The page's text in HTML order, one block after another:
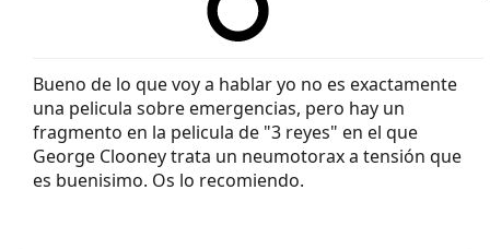
Bueno de lo que voy a hablar yo no es exactamente
una pelicula sobre emergencias, pero hay un
fragmento en la pelicula de "3 reyes" en el que
George Clooney trata un neumotorax a tensión que
es buenisimo. Os lo recomiendo.